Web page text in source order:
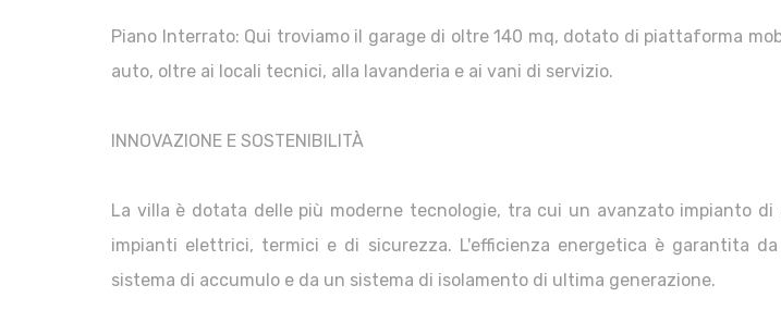
Piano Interrato: Qui troviamo il garage di oltre 140 mq, dotato di piattaforma
auto, oltre ai locali tecnici, alla lavanderia e ai vani di servizio.
INNOVAZIONE E SOSTENIBILITÀ
La villa è dotata delle più moderne tecnologie, tra cui un avanzato impianto
impianti elettrici, termici e di sicurezza. L'efficienza energetica è garantita
sistema di accumulo e da un sistema di isolamento di ultima generazione.